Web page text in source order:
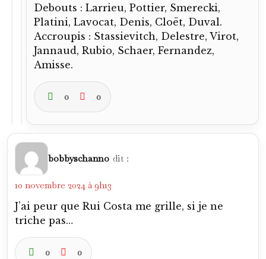
Debouts : Larrieu, Pottier, Smerecki,
Platini, Lavocat, Denis, Cloët, Duval.
Accroupis : Stassievitch, Delestre, Virot,
Jannaud, Rubio, Schaer, Fernandez,
Amisse.
0 0
bobbyschanno dit :
10 novembre 2024 à 9h13
J’ai peur que Rui Costa me grille, si je ne
triche pas…
0 0